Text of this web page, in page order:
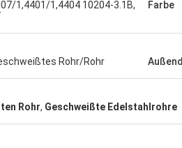
gute
1,4401/1,4404 10204-3.1B,
Farbe
Rohr/Rohr
Rohr, Geschweißte Edelstahlrohre